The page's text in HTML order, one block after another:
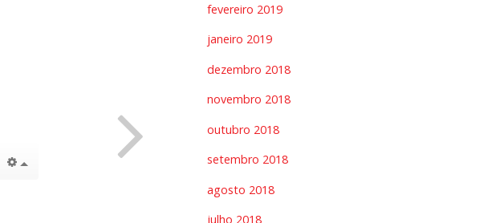
fevereiro 2019
janeiro 2019
dezembro 2018
novembro 2018
outubro 2018
setembro 2018
agosto 2018
julho 2018